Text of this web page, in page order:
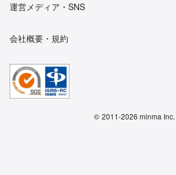
運営メディア・SNS
会社概要・規約
© 2011-2026 minma Inc.